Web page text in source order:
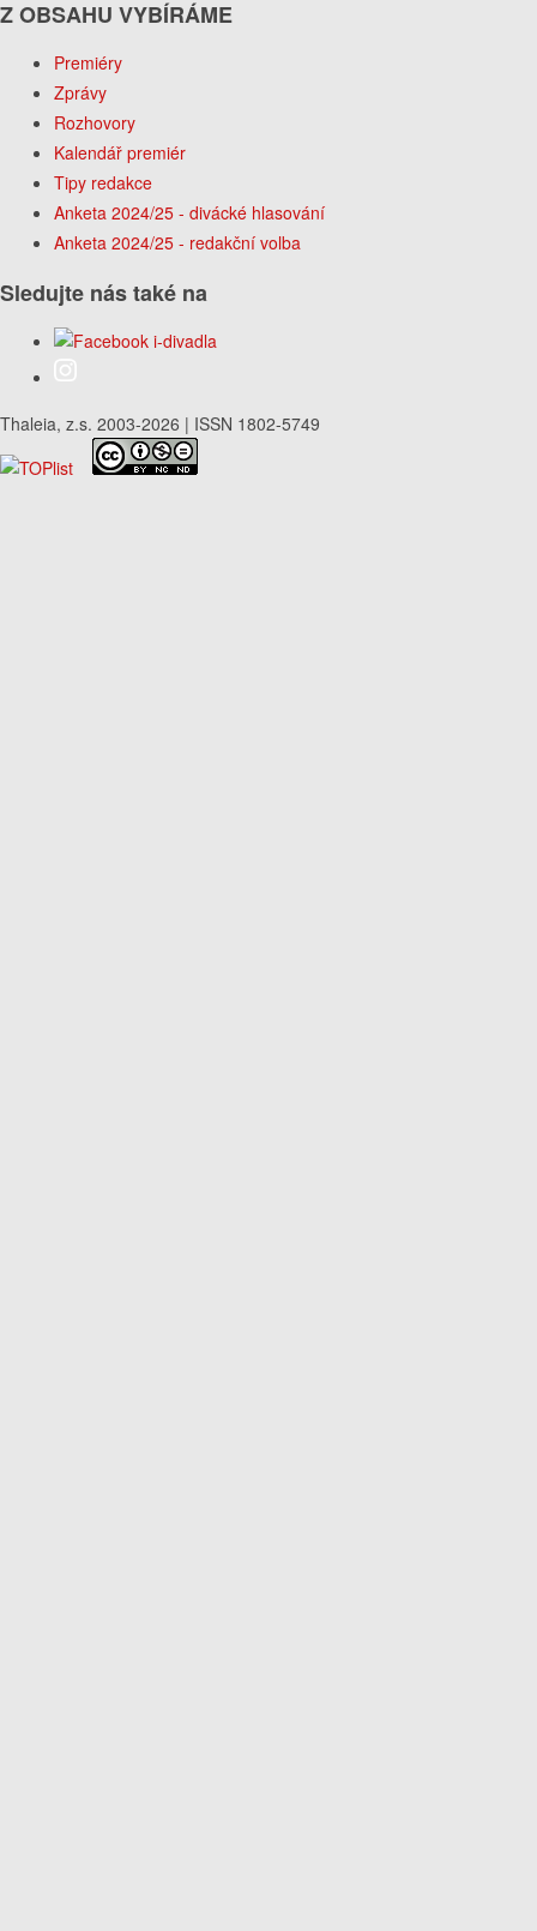
Z OBSAHU VYBÍRÁME
Premiéry
Zprávy
Rozhovory
Kalendář premiér
Tipy redakce
Anketa 2024/25 - divácké hlasování
Anketa 2024/25 - redakční volba
Sledujte nás také na
Thaleia, z.s. 2003-2026 | ISSN 1802-5749